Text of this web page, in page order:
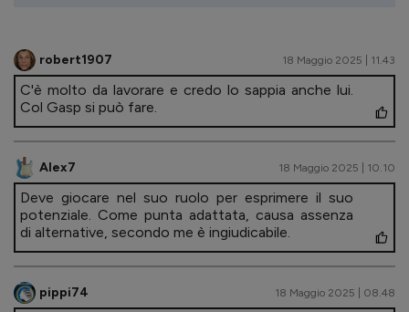
robert1907 18 Maggio 2025 | 11.43
C'è molto da lavorare e credo lo sappia anche lui.
Col Gasp si può fare.
Alex7 18 Maggio 2025 | 10.10
Deve giocare nel suo ruolo per esprimere il suo
potenziale. Come punta adattata, causa assenza
di alternative, secondo me è ingiudicabile.
pippi74 18 Maggio 2025 | 08.48